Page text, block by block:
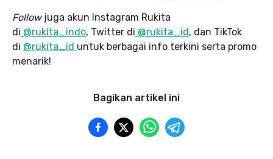
Follow juga akun Instagram Rukita
di @rukita_indo, Twitter di @rukita_id , dan TikTok
di @rukita_id untuk berbagai info terkini serta promo
menarik!
Bagikan artikel ini